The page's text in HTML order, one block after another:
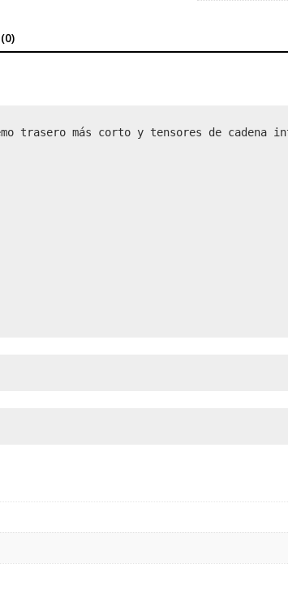
trasero más corto y tensores de